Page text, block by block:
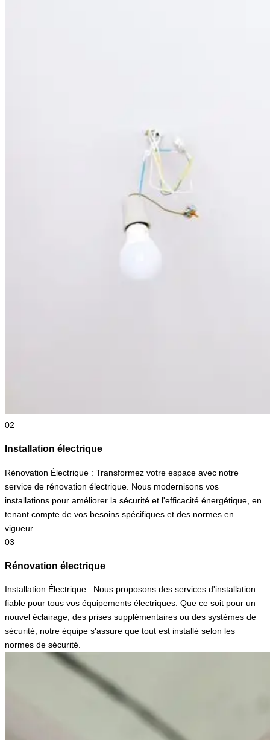
02
Installation électrique
Rénovation Électrique : Transformez votre espace avec notre
service de rénovation électrique. Nous modernisons vos
installations pour améliorer la sécurité et l'efficacité énergétique, en
tenant compte de vos besoins spécifiques et des normes en
vigueur.
03
Rénovation électrique
Installation Électrique : Nous proposons des services d'installation
fiable pour tous vos équipements électriques. Que ce soit pour un
nouvel éclairage, des prises supplémentaires ou des systèmes de
sécurité, notre équipe s'assure que tout est installé selon les
normes de sécurité.